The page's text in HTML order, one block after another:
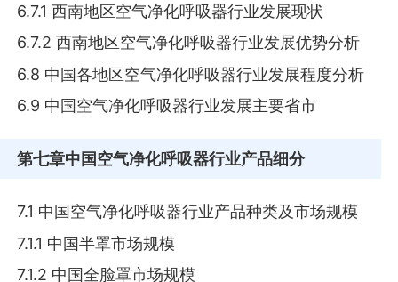
6.7.1 西南地区空气净化呼吸器行业发展现状
6.7.2 西南地区空气净化呼吸器行业发展优势分析
6.8 中国各地区空气净化呼吸器行业发展程度分析
6.9 中国空气净化呼吸器行业发展主要省市
第七章中国空气净化呼吸器行业产品细分
7.1 中国空气净化呼吸器行业产品种类及市场规模
7.1.1 中国半罩市场规模
7.1.2 中国全脸罩市场规模